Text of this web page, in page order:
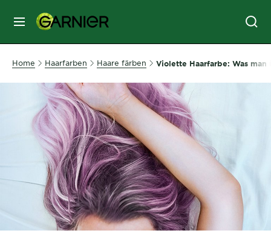
MENU
GESICHTSPFLEGE
HAARPFLEGE
HAARFARBE
SONNENSCHUTZ
KÖRPERPFLEGE
Home Haarfarben Haare färben Violette Haarfarbe: Was